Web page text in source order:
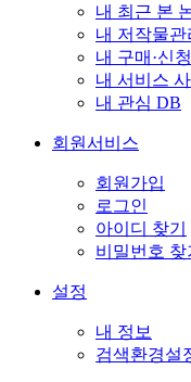
내 최근 본
내 저작물관
내 구매·신
내 서비스
내 관심 DB
회원서비스
회원가입
로그인
아이디 찾기
비밀번호 찾
설정
내 정보
검색환경설